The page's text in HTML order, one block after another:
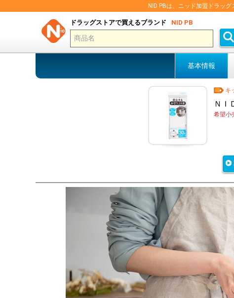
NID PBは、ニッド加盟ドラッ
ドラッグストアで買えるブランド NID PB
基本情報
キ
ＮＩ
希望小